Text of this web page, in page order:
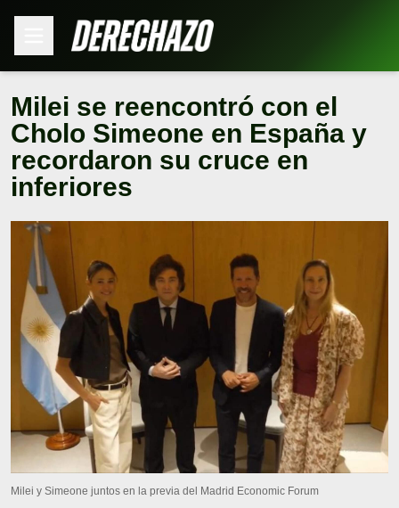
Milei se reencontró con el
Cholo Simeone en España y
recordaron su cruce en
inferiores
Milei y Simeone juntos en la previa del Madrid Economic Forum